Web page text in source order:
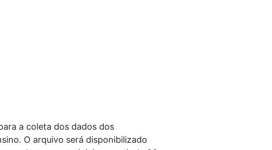
a coleta dos dados dos
O arquivo será disponibilizado